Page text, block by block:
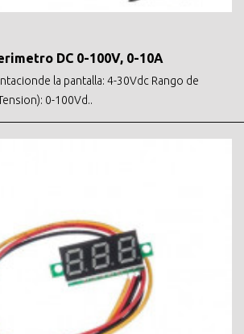
DC 0-100V, 0-10A
la pantalla: 4-30Vdc Rango de
0-100Vd..